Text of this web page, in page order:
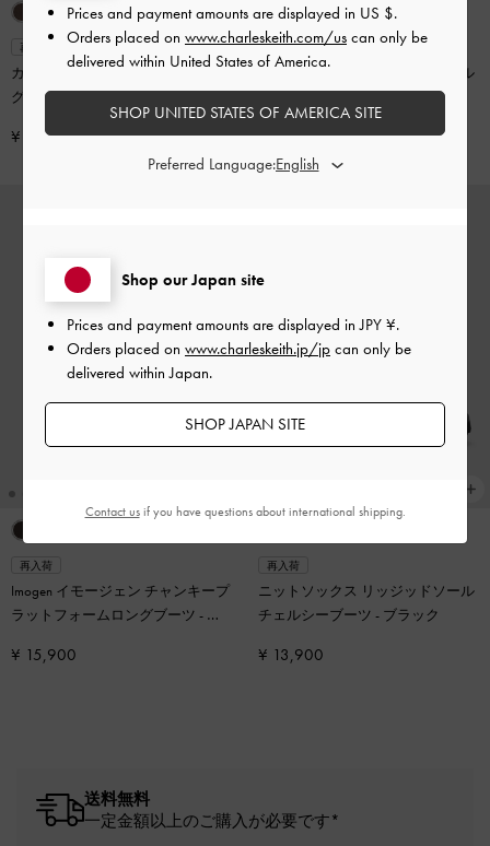
再入荷
カウボーイ プラットフォームロン
グブーツ-ブラック
¥ 15,900
再入荷
レースアップ チャンキーアンクル
ブーツ-ブラック
¥ 14,900
再入荷
Imogen イモージェン チャンキープ
ラットフォームロングブーツ - ブ
¥ 15,900
再入荷
ニットソックス リッジッドソール
チェルシーブーツ - ブラック
¥ 13,900
送料無料
一定金額以上のご購入が必要です*
Shop our Japan site
Prices and payment amounts are displayed inJPY ¥.
Orders placed on www.charleskeith.jp/jp can only be
delivered within Japan.
SHOP JAPAN SITE
Prices and payment amounts are displayed in US $.
Orders placed on www.charleskeith.com/us can only be
delivered within United States of America.
SHOP UNITED STATES OF AMERICA SITE
Preferred Language:
Contact usif you have questions about international shipping.